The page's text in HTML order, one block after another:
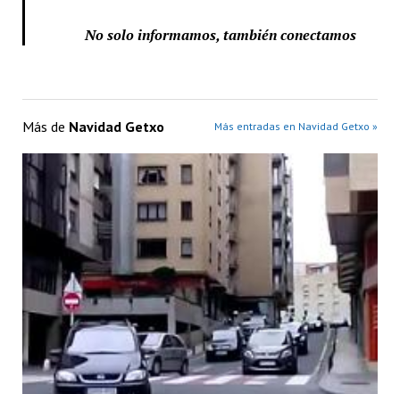
No solo informamos, también conectamos
Más de Navidad Getxo Más entradas en Navidad Getxo »